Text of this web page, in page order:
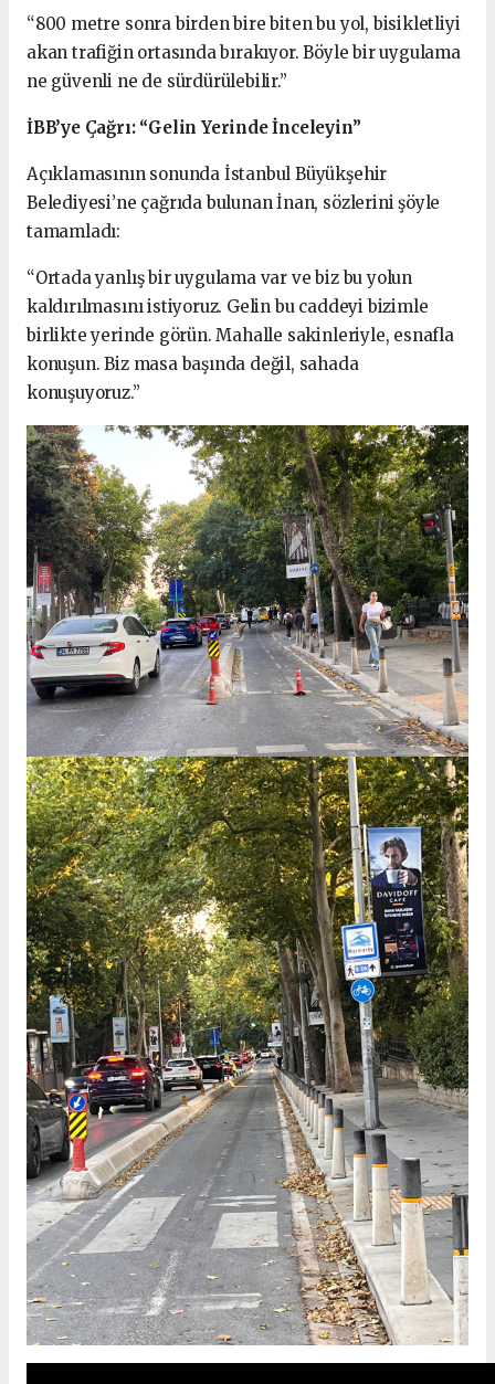
“800 metre sonra birden bire biten bu yol, bisikletliyi
akan trafiğin ortasında bırakıyor. Böyle bir uygulama
ne güvenli ne de sürdürülebilir.”
İBB’ye Çağrı: “Gelin Yerinde İnceleyin”
Açıklamasının sonunda İstanbul Büyükşehir
Belediyesi’ne çağrıda bulunan İnan, sözlerini şöyle
tamamladı:
“Ortada yanlış bir uygulama var ve biz bu yolun
kaldırılmasını istiyoruz. Gelin bu caddeyi bizimle
birlikte yerinde görün. Mahalle sakinleriyle, esnafla
konuşun. Biz masa başında değil, sahada
konuşuyoruz.”